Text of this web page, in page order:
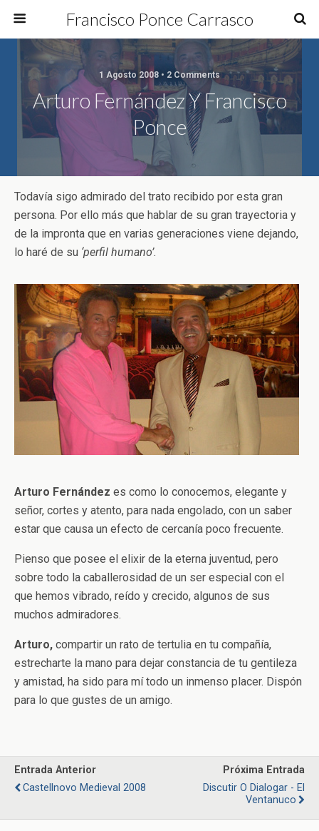
Francisco Ponce Carrasco
1 Agosto 2008 • 2 Comments
Arturo Fernández Y Francisco
Ponce
Todavía sigo admirado del trato recibido por esta gran
persona. Por ello más que hablar de su gran trayectoria y
de la impronta que en varias generaciones viene dejando,
lo haré de su ‘perfil humano’.
Arturo Fernández es como lo conocemos, elegante y
señor, cortes y atento, para nada engolado, con un saber
estar que causa un efecto de cercanía poco frecuente.
Pienso que posee el elixir de la eterna juventud, pero
sobre todo la caballerosidad de un ser especial con el
que hemos vibrado, reído y crecido, algunos de sus
muchos admiradores.
Arturo, compartir un rato de tertulia en tu compañía,
estrecharte la mano para dejar constancia de tu gentileza
y amistad, ha sido para mí todo un inmenso placer. Dispón
para lo que gustes de un amigo.
Entrada Anterior
Castellnovo Medieval 2008
Próxima Entrada
Discutir O Dialogar - El
Ventanuco